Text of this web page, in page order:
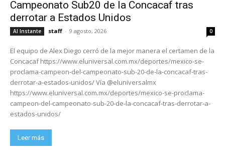
Campeonato Sub20 de la Concacaf tras
derrotar a Estados Unidos
Al Instante staff - 9 agosto, 2026 0
El equipo de Alex Diego cerró de la mejor manera el certamen de la
Concacaf https://www.eluniversal.com.mx/deportes/mexico-se-
proclama-campeon-del-campeonato-sub-20-de-la-concacaf-tras-
derrotar-a-estados-unidos/ Vía @eluniversalmx
https://www.eluniversal.com.mx/deportes/mexico-se-proclama-
campeon-del-campeonato-sub-20-de-la-concacaf-tras-derrotar-a-
estados-unidos/
Leer más